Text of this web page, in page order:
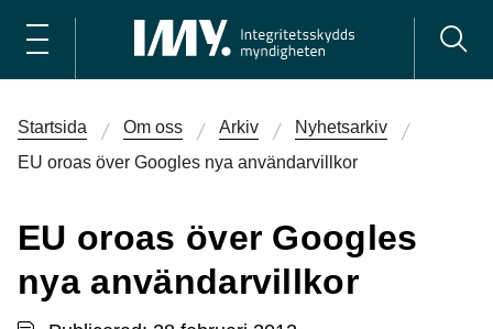
Startsida Om oss Arkiv
Nyhetsarkiv
EU oroas över Googles nya användarvillkor
EU oroas över Googles
nya användarvillkor